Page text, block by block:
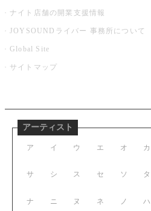
ナイト店舗の開業支援情報
JOYSOUNDライバー 事務所について
Global Site
サイトマップ
アーティスト
ア イ ウ エ オ
サ シ ス セ ソ
ナ ニ ヌ ネ ノ
カ
タ
ハ